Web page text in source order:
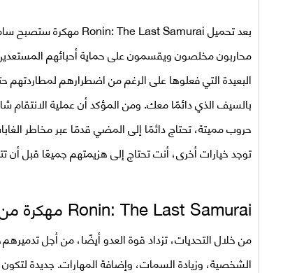
بعدتحميلRonin: The Last Samurai مهكرة
ستصبح
محاربون مخلصون ويقسمون على حماية أحبائهم
البعيدة التي فعلوها على الرغم من اضطرارهم لمطاردتهم
بالسيف الذي دائمًا معك. ومن المؤكد أن عملية
حروب مميتة، تحتاج دائمًا إلى المضي قدمًا عبر مخاطر
توجد خيارات أخرى، أنت تحتاج إلى هزيمتهم جميعًا قبل
Ronin: The Last Samurai مهكرة من ميديا فاير
من خلال التحديات، تزداد قوة العدو أيضًا، من أجل
الشخصية، وزيادة السمات، وإضافة المهارات. جديدة